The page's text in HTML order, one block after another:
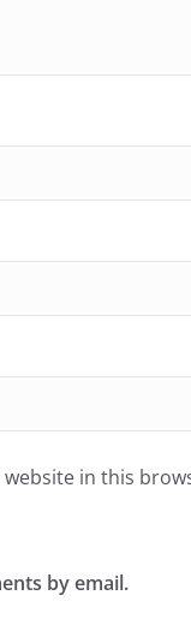
website in this
by email.